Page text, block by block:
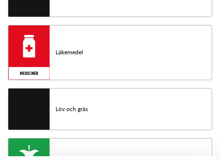
Läkemedel
Löv och gräs